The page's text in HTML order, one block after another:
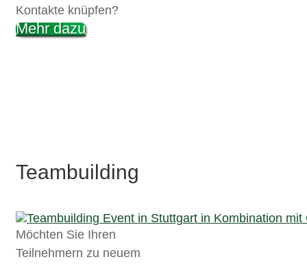
Kontakte knüpfen?
Mehr dazu
Teambuilding
Möchten Sie Ihren
Teilnehmern zu neuem